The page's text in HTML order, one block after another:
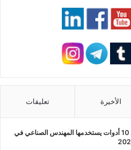
الأخيرة تعليقات
أفضل 10 أدوات يستخدمها المهندس الصناعي في